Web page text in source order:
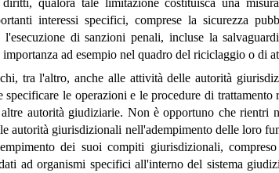
qualora tale limitazione costituisca una
interessi specifici, comprese la sicurezza
di sanzioni penali, incluse la
ad esempio nel quadro del riciclaggio o di
tra l'altro, anche alle attività delle autorità
le operazioni e le procedure di trattamento
autorità giudiziarie. Non è opportuno che rientri
autorità giurisdizionali nell'adempimento delle loro
dei suoi compiti giurisdizionali,
ad organismi specifici all'interno del sistema